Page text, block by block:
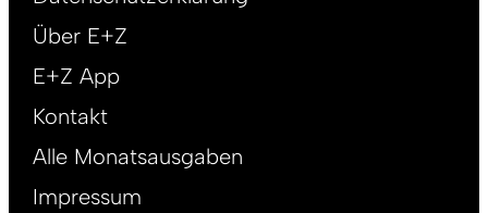
Über E+Z
E+Z App
Kontakt
Alle Monatsausgaben
Impressum